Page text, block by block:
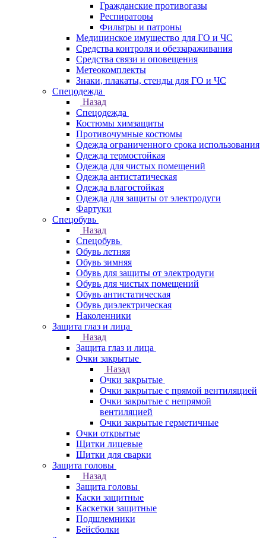
Гражданские противогазы
Респираторы
Фильтры и патроны
Медицинское имущество для ГО и ЧС
Средства контроля и обеззараживания
Средства связи и оповещения
Метеокомплекты
Знаки, плакаты, стенды для ГО и ЧС
Спецодежда
Назад
Спецодежда
Костюмы химзащиты
Противочумные костюмы
Одежда ограниченного срока использования
Одежда термостойкая
Одежда для чистых помещений
Одежда антистатическая
Одежда влагостойкая
Одежда для защиты от электродуги
Фартуки
Спецобувь
Назад
Спецобувь
Обувь летняя
Обувь зимняя
Обувь для защиты от электродуги
Обувь для чистых помещений
Обувь антистатическая
Обувь диэлектрическая
Наколенники
Защита глаз и лица
Назад
Защита глаз и лица
Очки закрытые
Назад
Очки закрытые
Очки закрытые с прямой вентиляцией
Очки закрытые с непрямой
вентиляцией
Очки закрытые герметичные
Очки открытые
Щитки лицевые
Щитки для сварки
Защита головы
Назад
Защита головы
Каски защитные
Каскетки защитные
Подшлемники
Бейсболки